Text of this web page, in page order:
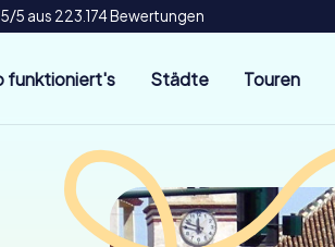
5 aus 223.174 Bewertungen
funktioniert's Städte Touren